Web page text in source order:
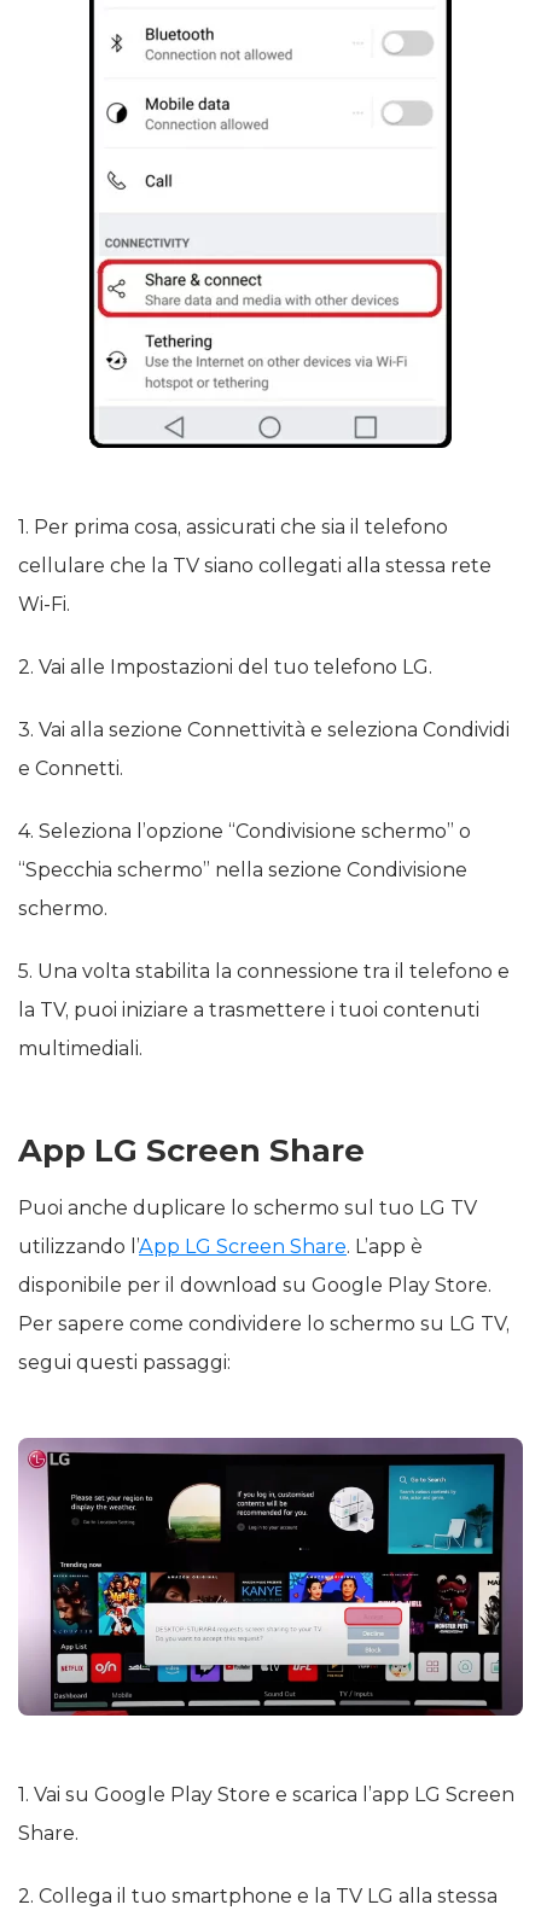
1. Per prima cosa, assicurati che sia il telefono
cellulare che la TV siano collegati alla stessa rete
Wi-Fi.
2. Vai alle Impostazioni del tuo telefono LG.
3. Vai alla sezione Connettività e seleziona Condividi
e Connetti.
4. Seleziona l’opzione “Condivisione schermo” o
“Specchia schermo” nella sezione Condivisione
schermo.
5. Una volta stabilita la connessione tra il telefono e
la TV, puoi iniziare a trasmettere i tuoi contenuti
multimediali.
App LG Screen Share
Puoi anche duplicare lo schermo sul tuo LG TV
utilizzando l’App LG Screen Share. L’app è
disponibile per il download su Google Play Store.
Per sapere come condividere lo schermo su LG TV,
segui questi passaggi:
1. Vai su Google Play Store e scarica l’app LG Screen
Share.
2. Collega il tuo smartphone e la TV LG alla stessa